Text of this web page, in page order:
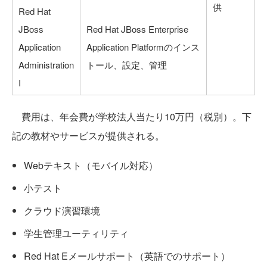
供
Red Hat
JBoss
Application
Administration
I
Red Hat JBoss Enterprise
Application Platformのインス
トール、設定、管理
費用は、年会費が学校法人当たり10万円（税別）。下
記の教材やサービスが提供される。
Webテキスト（モバイル対応）
小テスト
クラウド演習環境
学生管理ユーティリティ
Red Hat Eメールサポート（英語でのサポート）